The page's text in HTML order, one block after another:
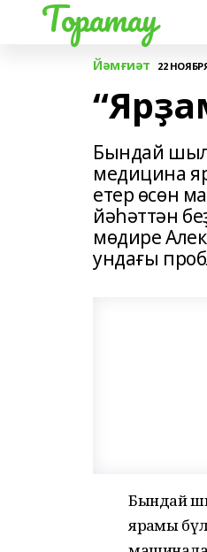
Торатау
Йәмғиәт 22
Бындай
медицина
етер өсөн
йәһәттән
мөдире
ундағы
Бындай
ярҙамы